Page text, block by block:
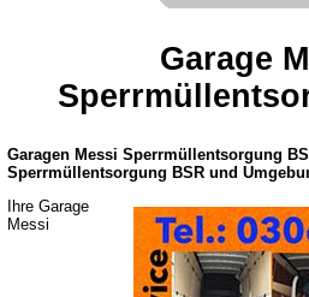
Garage
Garagen Messi Sperrmüllentsorgung
Sperrmüllentsorgung BSR und
Ihre Garage
Messi